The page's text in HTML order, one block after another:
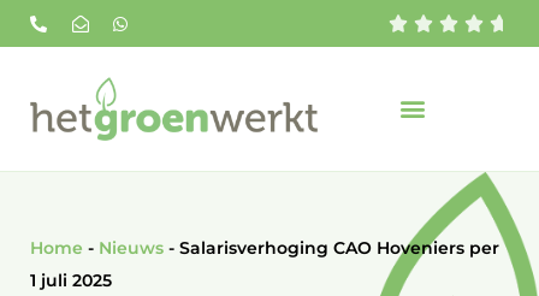
    
Home - Nieuws - Salarisverhoging CAO Hoveniers per
1 juli 2025